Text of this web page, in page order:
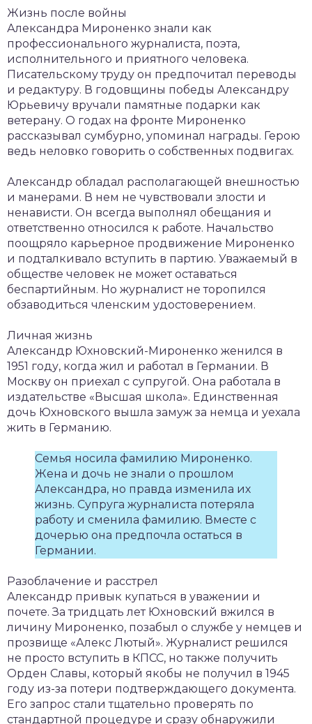
Жизнь после войны
Александра Мироненко знали как
профессионального журналиста, поэта,
исполнительного и приятного человека.
Писательскому труду он предпочитал переводы
и редактуру. В годовщины победы Александру
Юрьевичу вручали памятные подарки как
ветерану. О годах на фронте Мироненко
рассказывал сумбурно, упоминал награды. Герою
ведь неловко говорить о собственных подвигах.
Александр обладал располагающей внешностью
и манерами. В нем не чувствовали злости и
ненависти. Он всегда выполнял обещания и
ответственно относился к работе. Начальство
поощряло карьерное продвижение Мироненко
и подталкивало вступить в партию. Уважаемый в
обществе человек не может оставаться
беспартийным. Но журналист не торопился
обзаводиться членским удостоверением.
Личная жизнь
Александр Юхновский-Мироненко женился в
1951 году, когда жил и работал в Германии. В
Москву он приехал с супругой. Она работала в
издательстве «Высшая школа». Единственная
дочь Юхновского вышла замуж за немца и уехала
жить в Германию.
Семья носила фамилию Мироненко.
Жена и дочь не знали о прошлом
Александра, но правда изменила их
жизнь. Супруга журналиста потеряла
работу и сменила фамилию. Вместе с
дочерью она предпочла остаться в
Германии.
Разоблачение и расстрел
Александр привык купаться в уважении и
почете. За тридцать лет Юхновский вжился в
личину Мироненко, позабыл о службе у немцев и
прозвище «Алекс Лютый». Журналист решился
не просто вступить в КПСС, но также получить
Орден Славы, который якобы не получил в 1945
году из-за потери подтверждающего документа.
Его запрос стали тщательно проверять по
стандартной процедуре и сразу обнаружили